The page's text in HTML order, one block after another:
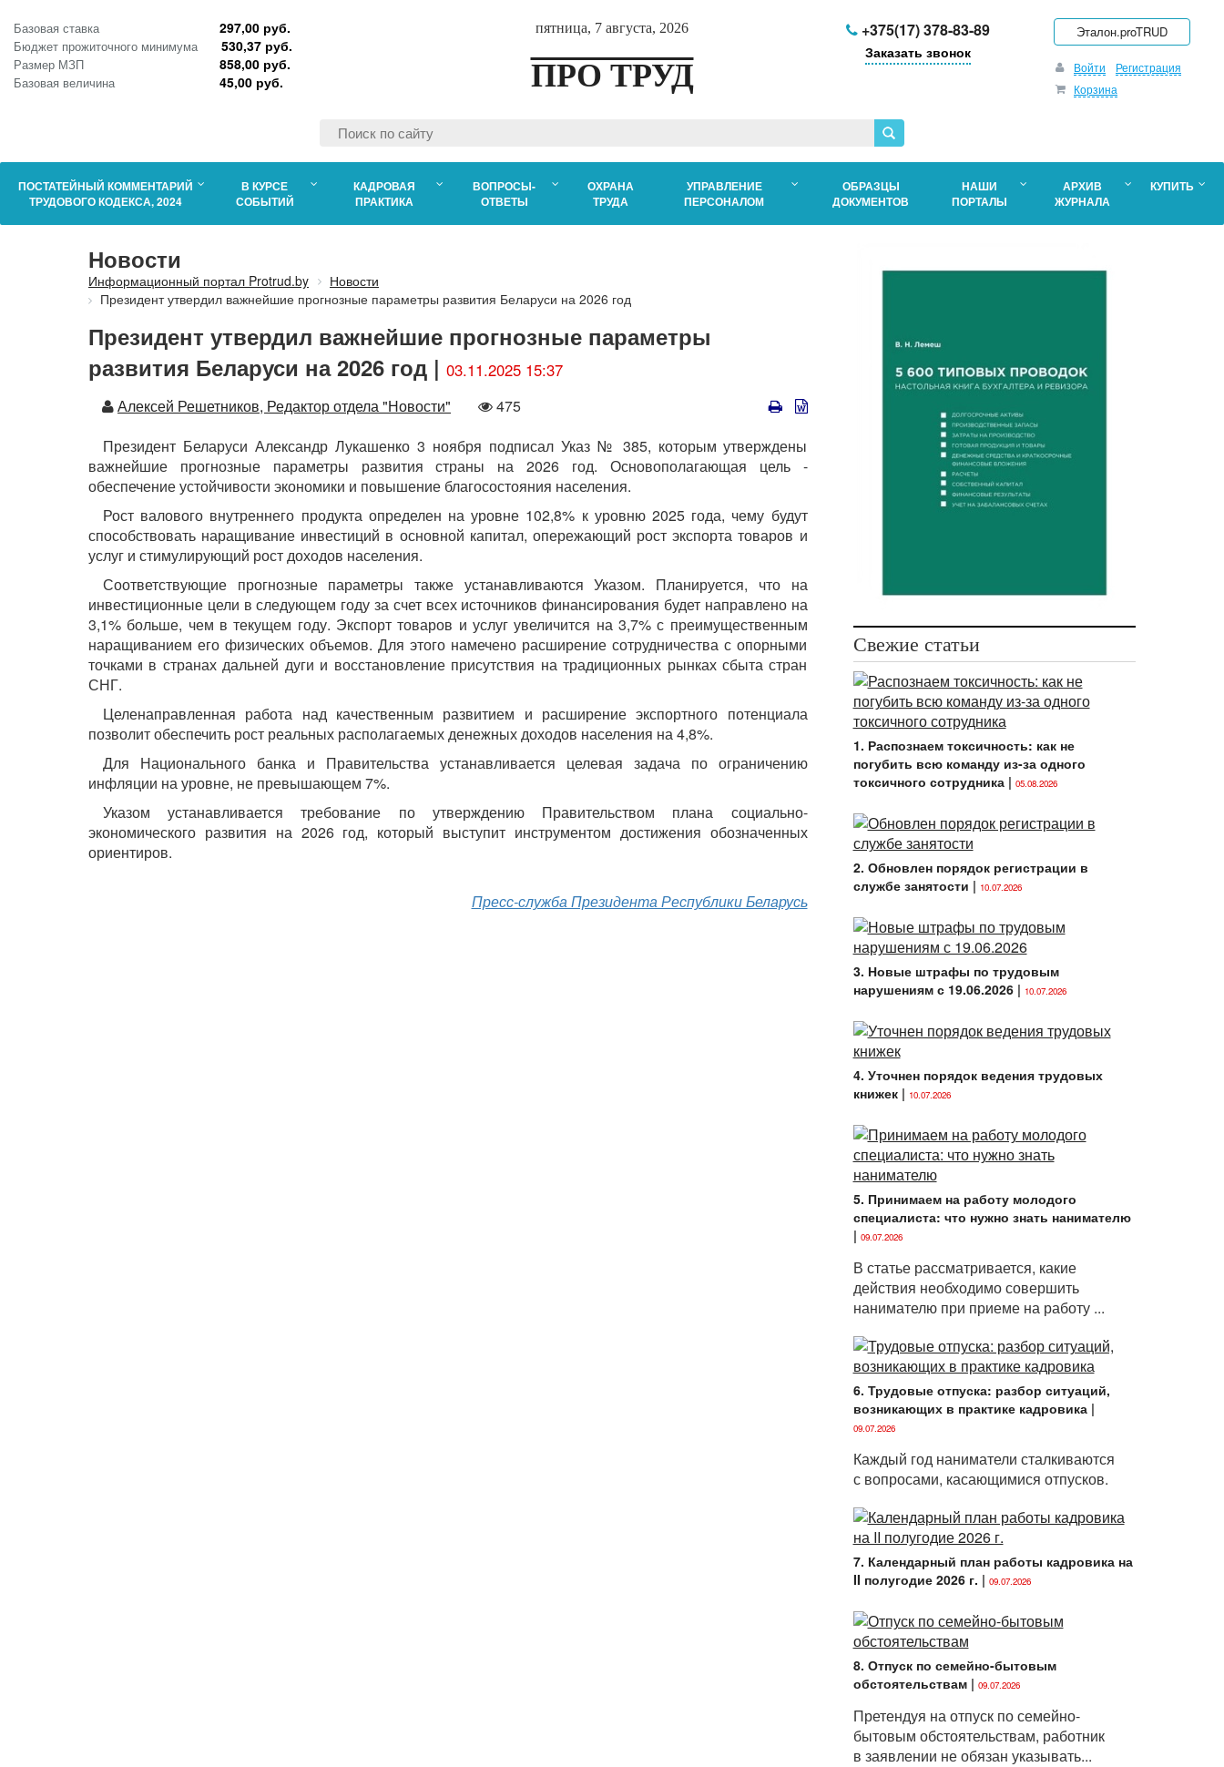
Базовая ставка 297,00 руб.
Бюджет прожиточного минимума 530,37 руб.
Размер МЗП 858,00 руб.
Базовая величина 45,00 руб.
пятница, 7 августа, 2026
ПРО ТРУД
+375(17) 378-83-89
Заказать звонок
Эталон.proTRUD
Войти
Регистрация
Корзина
ПОСТАТЕЙНЫЙ КОММЕНТАРИЙ
ТРУДОВОГО КОДЕКСА, 2024
В КУРСЕ
СОБЫТИЙ
КАДРОВАЯ
ПРАКТИКА
ВОПРОСЫ-
ОТВЕТЫ
ОХРАНА
ТРУДА
УПРАВЛЕНИЕ
ПЕРСОНАЛОМ
ОБРАЗЦЫ
ДОКУМЕНТОВ
НАШИ
ПОРТАЛЫ
АРХИВ
ЖУРНАЛА
КУПИТЬ
Новости
Информационный портал Protrud.by
Новости
Президент утвердил важнейшие прогнозные параметры развития Беларуси на 2026 год
Президент утвердил важнейшие прогнозные параметры
развития Беларуси на 2026 год | 03.11.2025 15:37
Автор
Алексей Решетников, Редактор отдела "Новости"
Количество
475
Президент Беларуси Александр Лукашенко 3 ноября подписал Указ № 385, которым утверждены
важнейшие прогнозные параметры развития страны на 2026 год. Основополагающая цель -
обеспечение устойчивости экономики и повышение благосостояния населения.
Рост валового внутреннего продукта определен на уровне 102,8% к уровню 2025 года, чему будут
способствовать наращивание инвестиций в основной капитал, опережающий рост экспорта товаров и
услуг и стимулирующий рост доходов населения.
Соответствующие прогнозные параметры также устанавливаются Указом. Планируется, что на
инвестиционные цели в следующем году за счет всех источников финансирования будет направлено на
3,1% больше, чем в текущем году. Экспорт товаров и услуг увеличится на 3,7% с преимущественным
наращиванием его физических объемов. Для этого намечено расширение сотрудничества с опорными
точками в странах дальней дуги и восстановление присутствия на традиционных рынках сбыта стран
СНГ.
Целенаправленная работа над качественным развитием и расширение экспортного потенциала
позволит обеспечить рост реальных располагаемых денежных доходов населения на 4,8%.
Для Национального банка и Правительства устанавливается целевая задача по ограничению
инфляции на уровне, не превышающем 7%.
Указом устанавливается требование по утверждению Правительством плана социально-
экономического развития на 2026 год, который выступит инструментом достижения обозначенных
ориентиров.
Пресс-служба Президента Республики Беларусь
Свежие статьи
1. Распознаем токсичность: как не
погубить всю команду из-за одного
токсичного сотрудника| 05.08.2026
2. Обновлен порядок регистрации в
службе занятости | 10.07.2026
3. Новые штрафы по трудовым
нарушениям с 19.06.2026| 10.07.2026
4. Уточнен порядок ведения трудовых
книжек| 10.07.2026
5. Принимаем на работу молодого
специалиста: что нужно знать нанимателю
| 09.07.2026
В статье рассматривается, какие
действия необходимо совершить
нанимателю при приеме на работу ...
6. Трудовые отпуска: разбор ситуаций,
возникающих в практике кадровика|
09.07.2026
Каждый год наниматели сталкиваются
с вопросами, касающимися отпусков.
7. Календарный план работы кадровика на
II полугодие 2026 г. | 09.07.2026
8. Отпуск по семейно-бытовым
обстоятельствам| 09.07.2026
Претендуя на отпуск по семейно-
бытовым обстоятельствам, работник
в заявлении не обязан указывать...